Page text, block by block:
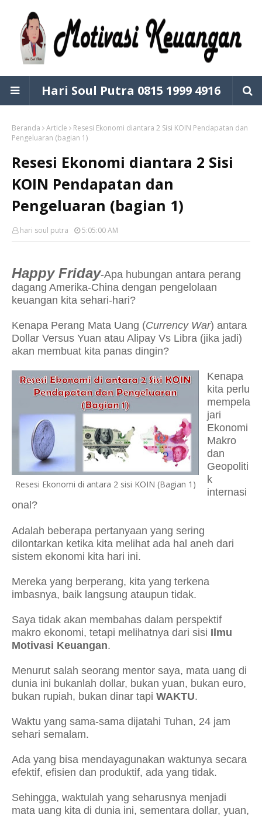
Hari Soul Putra 0815 1999 4916
Beranda Article
Resesi Ekonomi diantara 2 Sisi KOIN Pendapatan dan
Pengeluaran (bagian 1)
Resesi Ekonomi diantara 2 Sisi
KOIN Pendapatan dan
Pengeluaran (bagian 1)
hari soul putra 5:05:00 AM
Happy Friday-Apa hubungan antara perang
dagang Amerika-China dengan pengelolaan
keuangan kita sehari-hari?
Kenapa Perang Mata Uang (Currency War) antara
Dollar Versus Yuan atau Alipay Vs Libra (jika jadi)
akan membuat kita panas dingin?
Resesi Ekonomi di antara 2 sisi KOIN (Bagian 1)
Kenapa
kita perlu
mempela
jari
Ekonomi
Makro
dan
Geopoliti
k
internasi
onal?
Adalah beberapa pertanyaan yang sering
dilontarkan ketika kita melihat ada hal aneh dari
sistem ekonomi kita hari ini.
Mereka yang berperang, kita yang terkena
imbasnya, baik langsung ataupun tidak.
Saya tidak akan membahas dalam perspektif
makro ekonomi, tetapi melihatnya dari sisi Ilmu
Motivasi Keuangan.
Menurut salah seorang mentor saya, mata uang di
dunia ini bukanlah dollar, bukan yuan, bukan euro,
bukan rupiah, bukan dinar tapi WAKTU.
Waktu yang sama-sama dijatahi Tuhan, 24 jam
sehari semalam.
Ada yang bisa mendayagunakan waktunya secara
efektif, efisien dan produktif, ada yang tidak.
Sehingga, waktulah yang seharusnya menjadi
mata uang kita di dunia ini, sementara dollar, yuan,